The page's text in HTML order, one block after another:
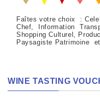
Faîtes votre choix :
Chef, Information
Shopping Culturel,
Paysagiste Patrimoine
WINE TASTING